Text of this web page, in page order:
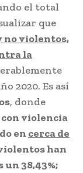
el total
que
no violentos,
la
2020. Es así
, donde
con violencia
en cerca de
han
38,43%;